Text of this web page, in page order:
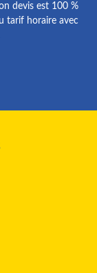
devis est 100 %
tarif horaire avec